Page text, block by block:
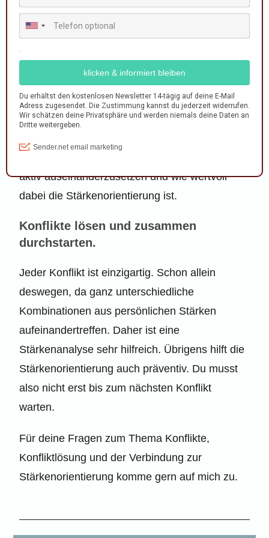
Ziel des Kompromisses. Wir arbeiteten danach
perfekt zusammen und bauten sogar eine
Kooperation daraus. Wir mussten uns also nicht
verstellen oder gar persönliche
Gegenteil: Wir profitierten gegenseitig von
unseren ganz unterschiedlichen
aktiv auseinanderzusetzen und wie wertvoll
dabei die Stärkenorientierung ist.
Konflikte lösen und zusammen
durchstarten.
Jeder Konflikt ist einzigartig. Schon allein
deswegen, da ganz unterschiedliche
Kombinationen aus persönlichen Stärken
aufeinandertreffen. Daher ist eine
Stärkenanalyse sehr hilfreich. Übrigens hilft die
Stärkenorientierung auch präventiv. Du musst
also nicht erst bis zum nächsten Konflikt
warten.
Für deine Fragen zum Thema Konflikte,
Konfliktlösung und der Verbindung zur
Stärkenorientierung komme gern auf mich zu.